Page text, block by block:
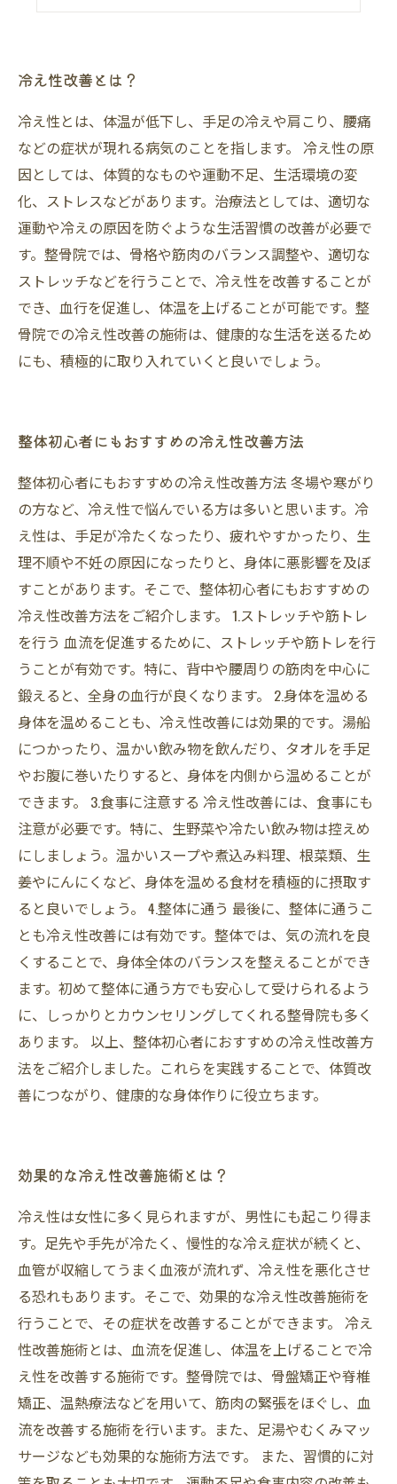
冷え性改善とは？
冷え性とは、体温が低下し、手足の冷えや肩こり、腰痛
などの症状が現れる病気のことを指します。 冷え性の原
因としては、体質的なものや運動不足、生活環境の変
化、ストレスなどがあります。治療法としては、適切な
運動や冷えの原因を防ぐような生活習慣の改善が必要で
す。整骨院では、骨格や筋肉のバランス調整や、適切な
ストレッチなどを行うことで、冷え性を改善することが
でき、血行を促進し、体温を上げることが可能です。整
骨院での冷え性改善の施術は、健康的な生活を送るため
にも、積極的に取り入れていくと良いでしょう。
整体初心者にもおすすめの冷え性改善方法
整体初心者にもおすすめの冷え性改善方法 冬場や寒がり
の方など、冷え性で悩んでいる方は多いと思います。冷
え性は、手足が冷たくなったり、疲れやすかったり、生
理不順や不妊の原因になったりと、身体に悪影響を及ぼ
すことがあります。そこで、整体初心者にもおすすめの
冷え性改善方法をご紹介します。 1.ストレッチや筋トレ
を行う 血流を促進するために、ストレッチや筋トレを行
うことが有効です。特に、背中や腰周りの筋肉を中心に
鍛えると、全身の血行が良くなります。 2.身体を温める
身体を温めることも、冷え性改善には効果的です。湯船
につかったり、温かい飲み物を飲んだり、タオルを手足
やお腹に巻いたりすると、身体を内側から温めることが
できます。 3.食事に注意する 冷え性改善には、食事にも
注意が必要です。特に、生野菜や冷たい飲み物は控えめ
にしましょう。温かいスープや煮込み料理、根菜類、生
姜やにんにくなど、身体を温める食材を積極的に摂取す
ると良いでしょう。 4.整体に通う 最後に、整体に通うこ
とも冷え性改善には有効です。整体では、気の流れを良
くすることで、身体全体のバランスを整えることができ
ます。初めて整体に通う方でも安心して受けられるよう
に、しっかりとカウンセリングしてくれる整骨院も多く
あります。 以上、整体初心者におすすめの冷え性改善方
法をご紹介しました。これらを実践することで、体質改
善につながり、健康的な身体作りに役立ちます。
効果的な冷え性改善施術とは？
冷え性は女性に多く見られますが、男性にも起こり得ま
す。足先や手先が冷たく、慢性的な冷え症状が続くと、
血管が収縮してうまく血液が流れず、冷え性を悪化させ
る恐れもあります。そこで、効果的な冷え性改善施術を
行うことで、その症状を改善することができます。 冷え
性改善施術とは、血流を促進し、体温を上げることで冷
え性を改善する施術です。整骨院では、骨盤矯正や脊椎
矯正、温熱療法などを用いて、筋肉の緊張をほぐし、血
流を改善する施術を行います。また、足湯やむくみマッ
サージなども効果的な施術方法です。 また、習慣的に対